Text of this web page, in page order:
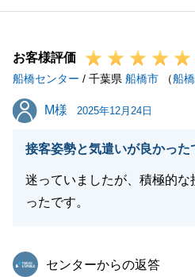
ました。感謝申し上げます。
軽にご相談下さい。
この度は誠に有難うございま
閉じ
お客様評価
船橋センター / 千葉県 船橋市 （船
M様
M様 2025年12月24日
接客姿勢と気遣いが良かった
迷っていましたが、積極的
ったです。
東急リバブル
センターからの返答